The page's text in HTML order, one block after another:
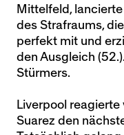
Mittelfeld,
des Strafraums,
perfekt mit und
den Ausgleich
Stürmers.
Liverpool
Suarez den